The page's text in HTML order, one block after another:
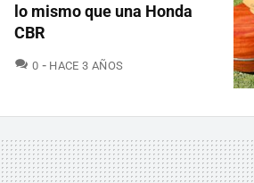
lo mismo que una Honda
CBR
0 COMENTARIOS
HACE 3 AÑOS